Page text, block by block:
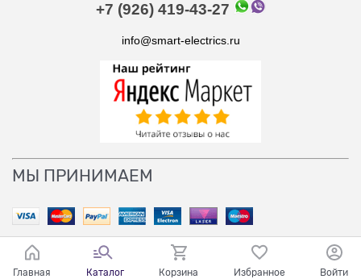
+7 (926) 419-43-27
info@smart-electrics.ru
МЫ ПРИНИМАЕМ
Главная Каталог Корзина Избранное Войти